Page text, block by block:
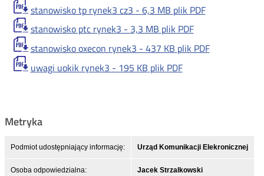
stanowisko tp rynek3 cz3 - 6,3 MB plik PDF
stanowisko ptc rynek3 - 3,3 MB plik PDF
stanowisko oxecon rynek3 - 437 KB plik PDF
uwagi uokik rynek3 - 195 KB plik PDF
Metryka
Podmiot udostępniający informację: Urząd Komunikacji Elekronicznej
Osoba odpowiedzialna: Jacek Strzalkowski